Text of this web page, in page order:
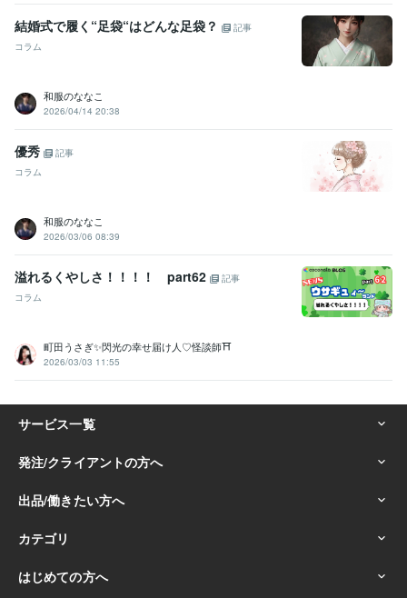
結婚式で履く“足袋“はどんな足袋？
記事
コラム
和服のななこ
2026/04/14 20:38
優秀
記事
コラム
和服のななこ
2026/03/06 08:39
溢れるくやしさ！！！！ part62
記事
コラム
町田うさぎ✨閃光の幸せ届け人♡怪談師⛩️
2026/03/03 11:55